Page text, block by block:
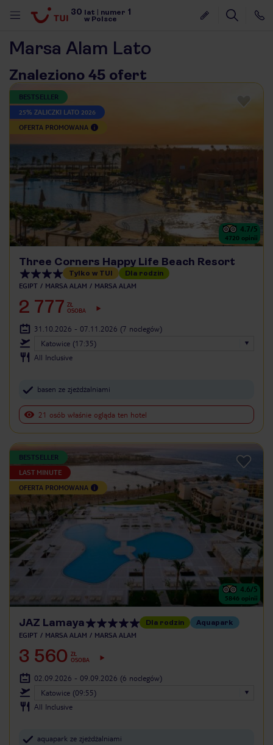
30 lat numer 1
w Polsce
Marsa Alam Lato
Znaleziono 45 ofert
BESTSELLER
25% ZALICZKI LATO 2026
OFERTA PROMOWANA
4.7/5
4720 opinii
Three Corners Happy Life Beach Resort
Tylko w TUI Dla rodzin
EGIPT MARSA ALAM MARSA ALAM
2 777 ZŁ
OSOBA
31.10.2026 - 07.11.2026 (7 noclegów)
Katowice (17:35)
All Inclusive
basen ze zjeżdżalniami
21 osób właśnie ogląda ten hotel
BESTSELLER
LAST MINUTE
OFERTA PROMOWANA
4.6/5
5846 opinii
JAZ Lamaya Dla rodzin Aquapark
EGIPT MARSA ALAM MARSA ALAM
3 560 ZŁ
OSOBA
02.09.2026 - 09.09.2026 (6 noclegów)
Katowice (09:55)
All Inclusive
aquapark ze zjeżdżalniami